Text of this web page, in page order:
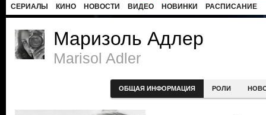
СЕРИАЛЫ КИНО НОВОСТИ ВИДЕО НОВИНКИ РАСПИСАНИЕ
Маризоль Адлер
Marisol Adler
ОБЩАЯ ИНФОРМАЦИЯ РОЛИ